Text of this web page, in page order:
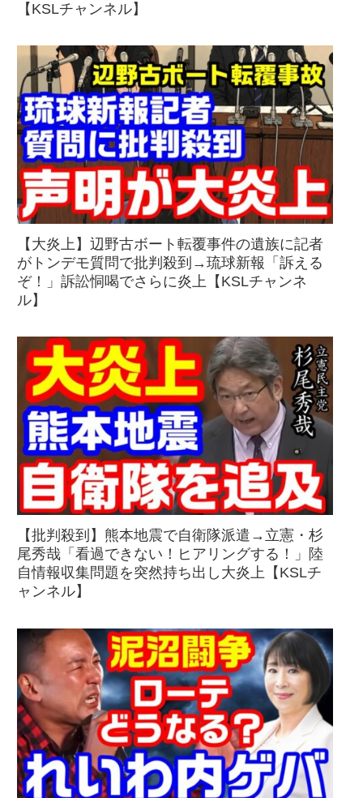
【KSLチャンネル】
【大炎上】辺野古ボート転覆事件の遺族に記者
がトンデモ質問で批判殺到→琉球新報「訴える
ぞ！」訴訟恫喝でさらに炎上【KSLチャンネ
ル】
【批判殺到】熊本地震で自衛隊派遣→立憲・杉
尾秀哉「看過できない！ヒアリングする！」陸
自情報収集問題を突然持ち出し大炎上【KSLチ
ャンネル】